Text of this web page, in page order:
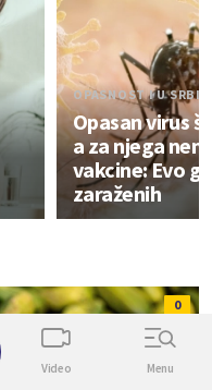
OPASNOST I U
Opasan virus
a za njega
vakcine: Evo
zaraženih
0
Video Menu